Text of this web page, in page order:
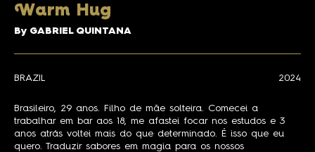
Warm Hug
By GABRIEL QUINTANA
BRAZIL 2024
Brasileiro, 29 anos. Filho de mãe solteira. Comecei a
trabalhar em bar aos 18, me afastei focar nos estudos e 3
anos atrás voltei mais do que determinado. É isso que eu
quero. Traduzir sabores em magia para os nossos